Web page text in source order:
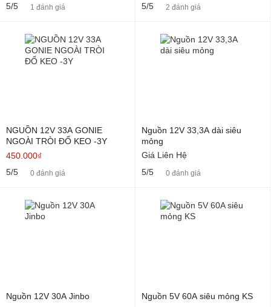
5/5 1 đánh giá 5/5 2 đánh giá
NGUỒN 12V 33A GONIE
NGOÀI TRÒI ĐỔ KEO -3Y
450.000₫
5/5
0 đánh giá
Nguồn 12V 33,3A dài siêu
mỏng
Giá Liên Hệ
5/5
0 đánh giá
Nguồn 12V 30A Jinbo Nguồn 5V 60A siêu mỏng KS